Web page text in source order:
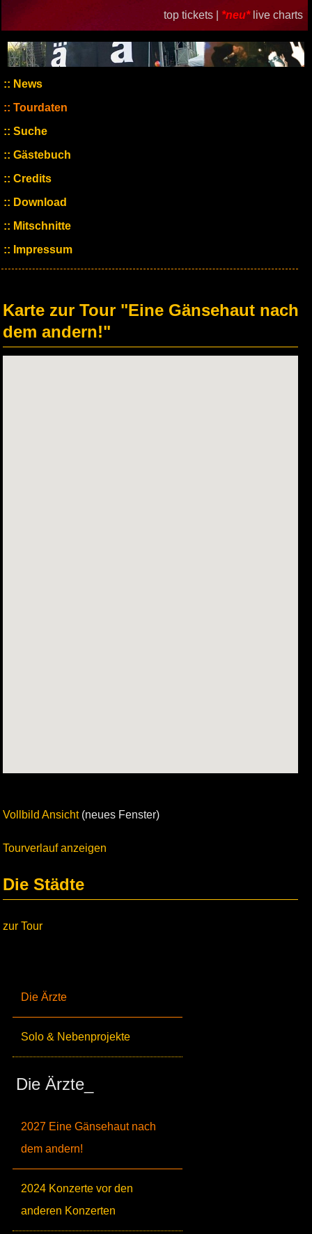
top tickets | *neu* live charts
News
Tourdaten
Suche
Gästebuch
Credits
Download
Mitschnitte
Impressum
Die Ärzte
Solo & Nebenprojekte
Die Ärzte_
2027 Eine Gänsehaut nach
dem andern!
2024 Konzerte vor den
anderen Konzerten
Karte zur Tour "Eine Gänsehaut nach
dem andern!"
Vollbild Ansicht(neues Fenster)
Tourverlauf anzeigen
Die Städte
zur Tour